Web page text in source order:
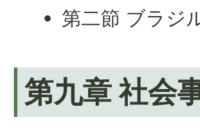
第二節 ブラジ
第九章 社会